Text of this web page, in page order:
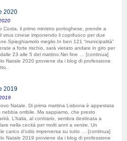
2020
Costa, il primo ministro portoghese, prende a
virus cinese imponendo il coprifuoco per due
meglio.In ben 121 “municipalità”
a forte rischio, sarà vietato andare in giro per
23 alle 5 del mattino.Nei fine … [continua]
Natale 2020 proviene da i blog di professione
2019
Natale. Di prima mattina Lisbona è appestata
nebbia orribile. Ma sappiamo, che presto
L’Italia, al contrario, sembra destinata a
nella cecità per molti anni a venire. Un
carico d’odio imperversa su tutto … [continua]
Natale 2019 proviene da i blog di professione